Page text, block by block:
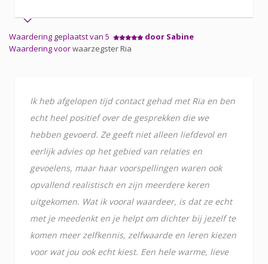
Waardering geplaatst van 5
door Sabine
Waardering voorwaarzegster Ria
Ik heb afgelopen tijd contact gehad met Ria en ben
echt heel positief over de gesprekken die we
hebben gevoerd. Ze geeft niet alleen liefdevol en
eerlijk advies op het gebied van relaties en
gevoelens, maar haar voorspellingen waren ook
opvallend realistisch en zijn meerdere keren
uitgekomen. Wat ik vooral waardeer, is dat ze echt
met je meedenkt en je helpt om dichter bij jezelf te
komen meer zelfkennis, zelfwaarde en leren kiezen
voor wat jou ook echt kiest. Een hele warme, lieve